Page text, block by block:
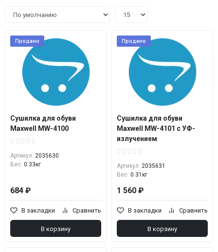
Продано
Сушилка для обуви
Maxwell MW-4100
Артикул: 2035630
Вес: 0.33кг
684 ₽
В закладки Сравнить
В корзину
Продано
Сушилка для обуви
Maxwell MW-4101 с УФ-
излучением
Артикул: 2035631
Вес: 0.31кг
1 560 ₽
В закладки Сравнить
В корзину